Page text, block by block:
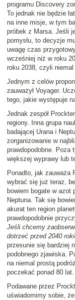
programu Discovery
To jednak nie będzie
na inne misje, w tym
próbek z Marsa. Jeśli
pomysłu, to decyzje
uwagę czas
wcześniej niż w roku
roku 2038, czyli
Jednym z celów
zauważył Voyager.
tego, jakie występuje
Jednak zespół
regiony. Inna grupa
badającej Urana i
zorganizowanie w
prawdopodobne. Poza
większej wyprawy lub
Ponadto, jak zauważa
wybrać się już teraz,
bowiem bogate w azot
Neptuna. Tak się
akurat ten region
prawdopodobnie
Jeśli chcemy
dotrzeć przed 2040
przesunie się bardziej
podobnego zjawiska.
na niemal prostą
poczekać ponad 80 lat.
Podawane przez
uświadomimy sobie,